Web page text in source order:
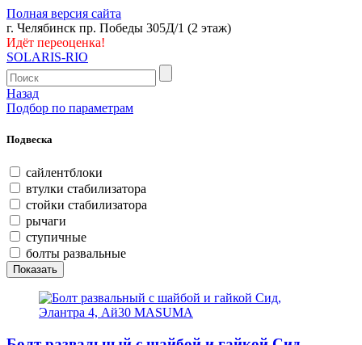
Полная версия сайта
г. Челябинск пр. Победы 305Д/1 (2 этаж)
Идёт переоценка!
SOLARIS-RIO
Назад
Подбор по параметрам
Подвеска
сайлентблоки
втулки стабилизатора
стойки стабилизатора
рычаги
ступичные
болты развальные